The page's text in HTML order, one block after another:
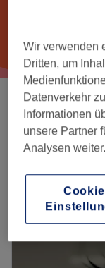
Sortieren nach
Ein Salon, der anbietet:
Wir verwenden
Dritten, um
Datenverkehr
Informationen
unsere Partner
Analysen weiter.